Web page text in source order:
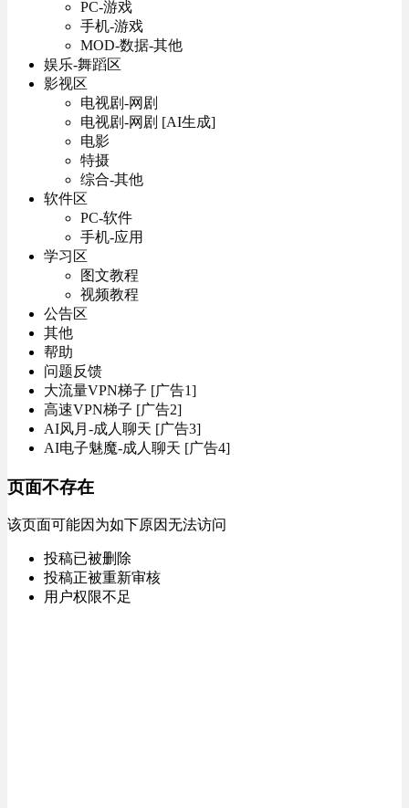
PC-游戏
手机-游戏
MOD-数据-其他
娱乐-舞蹈区
影视区
电视剧-网剧
电视剧-网剧 [AI生成]
电影
特摄
综合-其他
软件区
PC-软件
手机-应用
学习区
图文教程
视频教程
公告区
其他
帮助
问题反馈
大流量VPN梯子 [广告1]
高速VPN梯子 [广告2]
AI风月-成人聊天 [广告3]
AI电子魅魔-成人聊天 [广告4]
页面不存在
该页面可能因为如下原因无法访问
投稿已被删除
投稿正被重新审核
用户权限不足